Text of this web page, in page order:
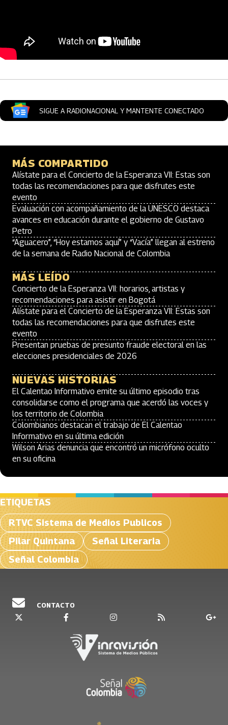
Artículos Player
SIGUE A RADIONACIONAL Y MANTENTE CONECTADO
MÁS COMPARTIDO
Alístate para el Concierto de la Esperanza VII: Estas son
todas las recomendaciones para que disfrutes este
evento
Evaluación con acompañamiento de la UNESCO destaca
avances en educación durante el gobierno de Gustavo
Petro
“Aguacero”, “Hoy estamos aquí” y “Vacía” llegan al estreno
de la semana de Radio Nacional de Colombia
MÁS LEÍDO
Concierto de la Esperanza VII: horarios, artistas y
recomendaciones para asistir en Bogotá
Alístate para el Concierto de la Esperanza VII: Estas son
todas las recomendaciones para que disfrutes este
evento
Presentan pruebas de presunto fraude electoral en las
elecciones presidenciales de 2026
NUEVAS HISTORIAS
El Calentao Informativo emite su último episodio tras
consolidarse como el programa que acerdó las voces y
los territorio de Colombia
Colombianos destacan el trabajo de El Calentao
Informativo en su última edición
Wilson Arias denuncia que encontró un micrófono oculto
en su oficina
ETIQUETAS
RTVC Sistema de Medios Publicos
Pilar Quintana
Señal Literaria
Señal Colombia
CONTACTO